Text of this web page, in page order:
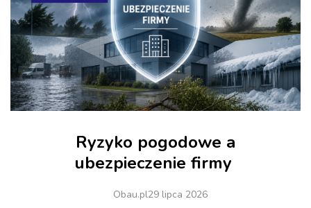
Ryzyko pogodowe a
ubezpieczenie firmy
Obau.pl29 lipca 2026